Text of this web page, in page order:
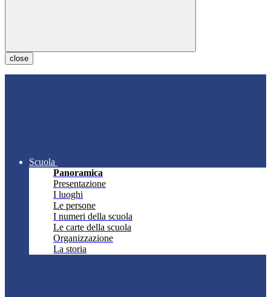
close
Scuola
Panoramica
Presentazione
I luoghi
Le persone
I numeri della scuola
Le carte della scuola
Organizzazione
La storia